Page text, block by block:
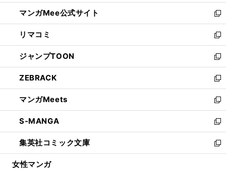
開
く
ン
ド
ウ
で
開
く
ウ
ィ
ン
ド
ウ
で
開
く
し
い
ウ
ィ
ン
ド
ウ
で
開
く
マンガMee公式サイト
新
し
い
ウ
ィ
ン
ド
ウ
で
開
く
リマコミ
新
し
い
ウ
ィ
ン
ド
ウ
で
開
く
ジャンプTOON
新
し
い
ウ
ィ
ン
ド
ウ
で
開
ZEBRACK
新
し
い
ウ
ィ
ン
ド
ウ
マンガMeets
新
し
い
ウ
ィ
ン
S-MANGA
新
し
い
ウ
集英社コミック文庫
新
し
女性マンガ